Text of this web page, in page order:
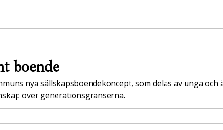
boende
nya sällskapsboendekoncept, som delas av unga och
över generationsgränserna.